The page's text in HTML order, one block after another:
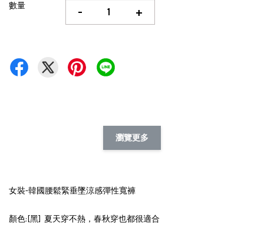
數量 - +
瀏覽更多
女裝-韓國腰鬆緊垂墜涼感彈性寬褲
顏色:[黑] 夏天穿不熱，春秋穿也都很適合